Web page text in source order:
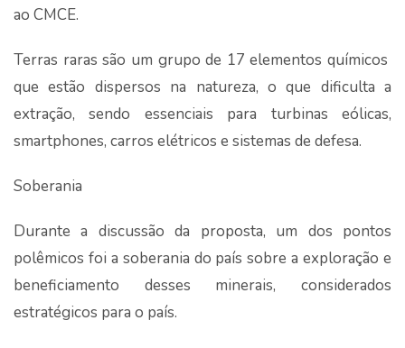
ao CMCE.
Terras raras são um grupo de 17 elementos químicos
que estão dispersos na natureza, o que dificulta a
extração, sendo essenciais para turbinas eólicas,
smartphones, carros elétricos e sistemas de defesa.
Soberania
Durante a discussão da proposta, um dos pontos
polêmicos foi a soberania do país sobre a exploração e
beneficiamento desses minerais, considerados
estratégicos para o país.